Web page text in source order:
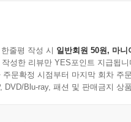
줄평 작성 시 일반회원 50원, 마니
성한 리뷰만 YES포인트 지급됩니
주문확정 시점부터 마지막 회차 주
DVD/Blu-ray, 패션 및 판매금지 상